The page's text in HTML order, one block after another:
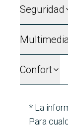
Seguridad
Multimedia
Confort
* La
Para